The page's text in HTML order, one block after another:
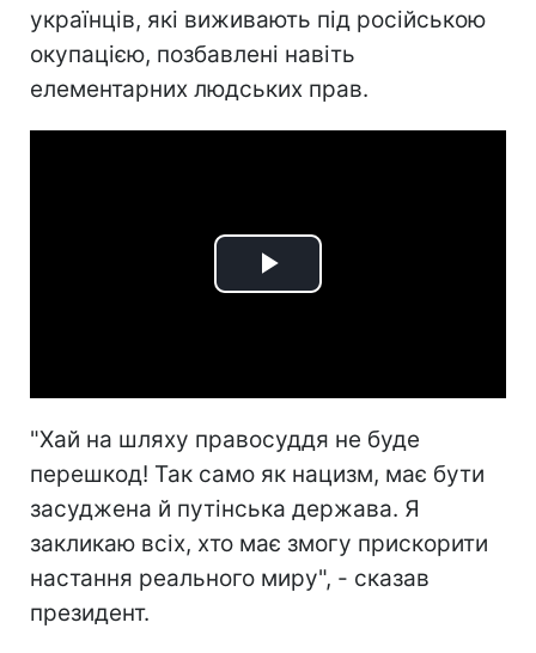
українців, які виживають під російською
окупацією, позбавлені навіть
елементарних людських прав.
Play
"Хай на шляху правосуддя не буде
перешкод! Так само як нацизм, має бути
засуджена й путінська держава. Я
закликаю всіх, хто має змогу прискорити
настання реального миру", - сказав
президент.